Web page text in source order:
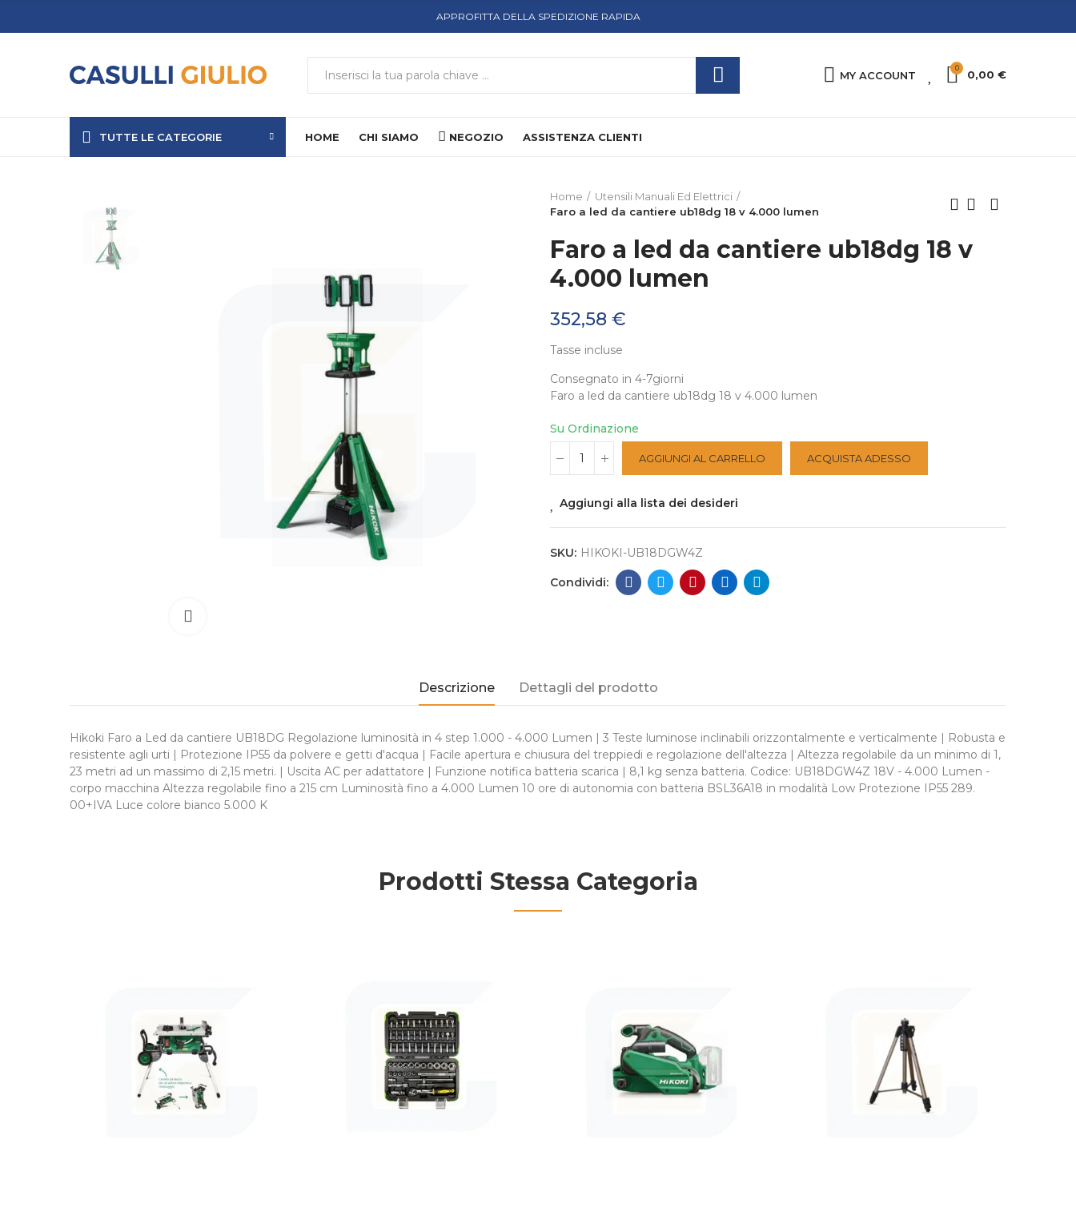
APPROFITTA DELLA SPEDIZIONE RAPIDA
MY ACCOUNT
0
0,00 €
TUTTE LE CATEGORIE HOME CHI SIAMO NEGOZIO ASSISTENZA CLIENTI
Home
Utensili Manuali Ed Elettrici
Faro a led da cantiere ub18dg 18 v 4.000 lumen
Faro a led da cantiere ub18dg 18 v
4.000 lumen
352,58 €
Tasse incluse
Consegnato in 4-7giorni
Faro a led da cantiere ub18dg 18 v 4.000 lumen
Su Ordinazione
AGGIUNGI AL CARRELLO ACQUISTA ADESSO
Aggiungi alla lista dei desideri
SKU: HIKOKI-UB18DGW4Z
Descrizione Dettagli del prodotto
Hikoki Faro a Led da cantiere UB18DG Regolazione luminosità in 4 step 1.000 - 4.000 Lumen | 3 Teste luminose inclinabili orizzontalmente e verticalmente | Robusta e
resistente agli urti | Protezione IP55 da polvere e getti d'acqua | Facile apertura e chiusura del treppiedi e regolazione dell'altezza | Altezza regolabile da un minimo di 1,
23 metri ad un massimo di 2,15 metri. | Uscita AC per adattatore | Funzione notifica batteria scarica | 8,1 kg senza batteria. Codice: UB18DGW4Z 18V - 4.000 Lumen -
corpo macchina Altezza regolabile fino a 215 cm Luminosità fino a 4.000 Lumen 10 ore di autonomia con batteria BSL36A18 in modalità Low Protezione IP55 289.
00+IVA Luce colore bianco 5.000 K
Prodotti Stessa Categoria